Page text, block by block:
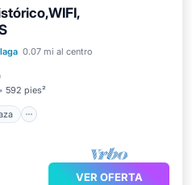
0.07 mi al centro
592 pies²
Terraza
VER OFERTA